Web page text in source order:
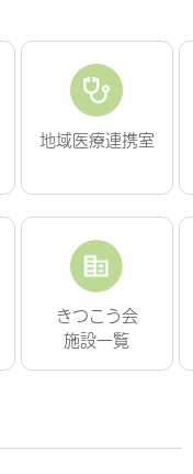
地域医療連携室
きつこう会
施設一覧